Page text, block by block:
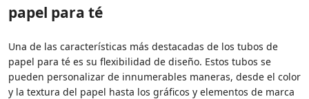
papel para té
Una de las características más destacadas de los tubos de
papel para té es su flexibilidad de diseño. Estos tubos se
pueden personalizar de innumerables maneras, desde el color
y la textura del papel hasta los gráficos y elementos de marca